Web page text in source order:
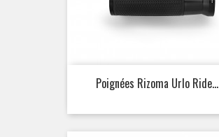
Poignées Rizoma Urlo Ride...